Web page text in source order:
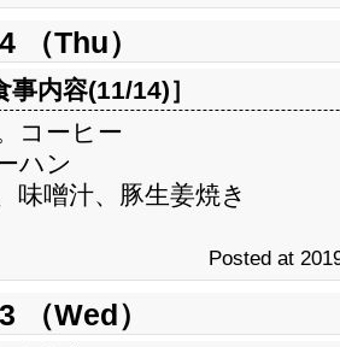
（Thu）
事内容(11/14)］
コーヒー
ハン
味噌汁、豚生姜焼き
Posted at
（Wed）